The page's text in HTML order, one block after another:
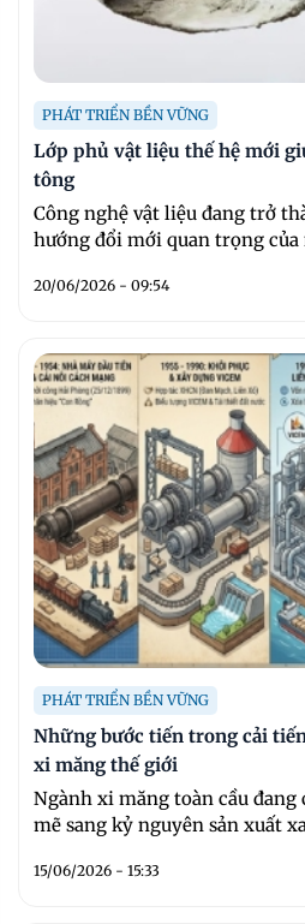
PHÁT TRIỂN BỀN VỮNG
Lớp phủ vật liệu thế hệ mới
tông
Công nghệ vật liệu đang trở
hướng đổi mới quan trọng của
20/06/2026 - 09:54
PHÁT TRIỂN BỀN VỮNG
Những bước tiến trong cải
xi măng thế giới
Ngành xi măng toàn cầu
mẽ sang kỷ nguyên sản xuất
15/06/2026 - 15:33